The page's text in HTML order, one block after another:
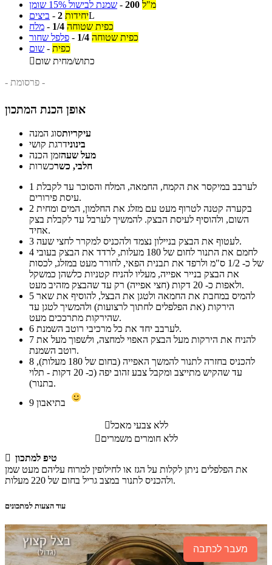
שמנת לבישול 15% שומן - 200 מ"ל
ביצים - 2 יחידותL
מלח - 1/4 כפית שטוחה
פלפל שחור - 1/4 כפית שטוחה
שום - כפית
כתוש/מחית שום
- פרסומת -
אופן הכנת המתכון
עיקריותסוג המנה
בינונידרגת קושי
מעל שעהזמן הכנה
חלבי, כשרכשרות
1
עיסת פירורים.
2
השום, ולהוסיף לעיסת הבצק. להמשיך לערבל עד לקבלת בצק
אחיד.
3
לעטוף את הבצק בניילון נצמד ולהכניס למקרר לחצי שעה.
4
של כ- 1/2 ס"מ ולרפד את תבנית הפאי, לחורר מעט במזלג, לכסות
את הבצק בנייר אפייה, מעליו להניח קטניות כלשהן כמשקל
ולאפות כ- 20 דקות (חצי אפייה) רק עד שהבצק מזהיב מעט.
5
הירקות (את הפלפלים לחתוך לרצועות) ולהמשיך לטגן עד
שהירקות מתרככים מעט.
6
לערבב יחד את כל מרכיבי רוטב השמנת.
7
רוטב השמנת.
8
עד שהקיש מתייצב ומקבל צבע זהוב יפה (כ- 20 דקות - תלוי
בתנור).
9
ללא צבעי מאכל
ללא חומרים משמרים
 טיפ למתכון
את הפלפלים ניתן לקלות על הגז או לחילופין למרוח עליהם מעט שמן
ולהכניס לתנור במצב גריל בחום של 220 מעלות.
עוד הצעות למתכונים
מעבר לכתבה